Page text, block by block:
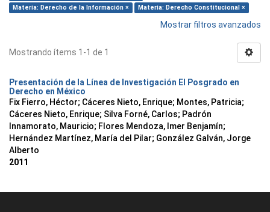
Materia: Derecho de la Información ×
Materia: Derecho Constitucional ×
Mostrar filtros avanzados
Mostrando ítems 1-1 de 1
Presentación de la Línea de Investigación El Posgrado en
Derecho en México
Fix Fierro, Héctor; Cáceres Nieto, Enrique; Montes, Patricia;
Cáceres Nieto, Enrique; Silva Forné, Carlos; Padrón
Innamorato, Mauricio; Flores Mendoza, Imer Benjamín;
Hernández Martínez, María del Pilar; González Galván, Jorge
Alberto
2011